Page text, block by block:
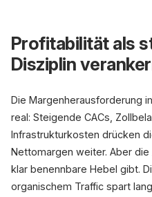
Profitabilität als
Disziplin
Die Margenherausforderung
real: Steigende CACs,
Infrastrukturkosten drücken
Nettomargen weiter. Aber
klar benennbare Hebel gibt.
organischem Traffic spart